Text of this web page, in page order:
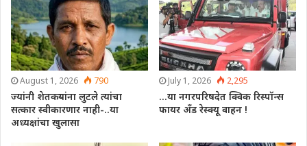
August 1, 2026 790
ज्यांनी शेतकऱ्यांना लुटले त्यांचा
सत्कार स्वीकारणार नाही-..या
अध्यक्षांचा खुलासा
July 1, 2026 2,295
…या नगरपरिषदेत क्विक रिस्पॉन्स
फायर अँड रेस्क्यू वाहन !